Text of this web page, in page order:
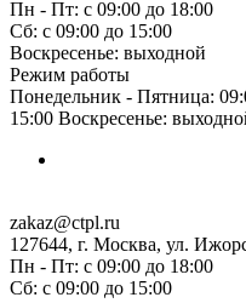
Пн - Пт: с 09:00 до 18:00
Сб: с 09:00 до 15:00
Воскресенье: выходной
Режим работы
Понедельник - Пятница:
15:00 Воскресенье:
zakaz@ctpl.ru
127644, г. Москва, ул.
Пн - Пт: с 09:00 до 18:00
Сб: с 09:00 до 15:00